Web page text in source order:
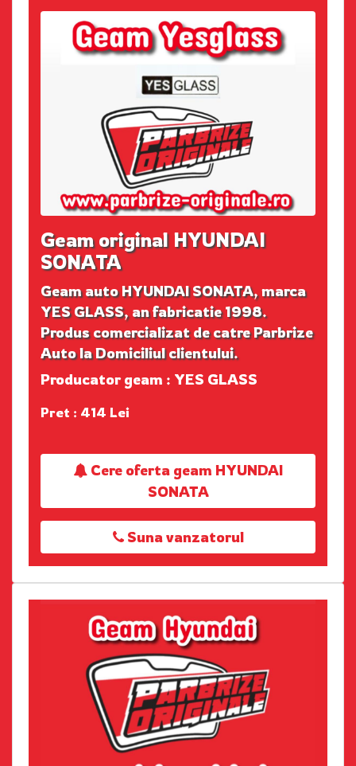
Geam original HYUNDAI
SONATA
Geam auto HYUNDAI SONATA, marca
YES GLASS, an fabricatie 1998.
Produs comercializat de catre Parbrize
Auto la Domiciliul clientului.
Producator geam : YES GLASS
Pret : 414 Lei
Cere oferta geam HYUNDAI
SONATA
Suna vanzatorul